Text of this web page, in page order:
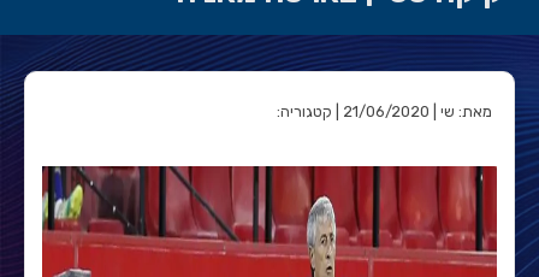
מאת: שי | 21/06/2020 | קטגוריה: